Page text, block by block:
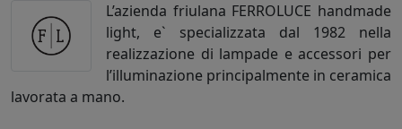
L’azienda friulana FERROLUCE handmade
light, e` specializzata dal 1982 nella
realizzazione di lampade e accessori per
l’illuminazione principalmente in ceramica
lavorata a mano.